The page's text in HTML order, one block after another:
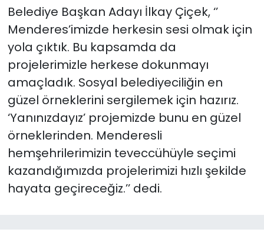
Belediye Başkan Adayı İlkay Çiçek, ‘’
Menderes’imizde herkesin sesi olmak için
yola çıktık. Bu kapsamda da
projelerimizle herkese dokunmayı
amaçladık. Sosyal belediyeciliğin en
güzel örneklerini sergilemek için hazırız.
‘Yanınızdayız’ projemizde bunu en güzel
örneklerinden. Menderesli
hemşehrilerimizin teveccühüyle seçimi
kazandığımızda projelerimizi hızlı şekilde
hayata geçireceğiz.’’ dedi.